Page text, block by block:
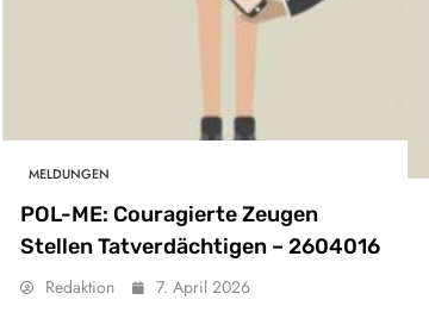
MELDUNGEN
POL-ME: Couragierte Zeugen
Stellen Tatverdächtigen – 2604016
Redaktion 7. April 2026